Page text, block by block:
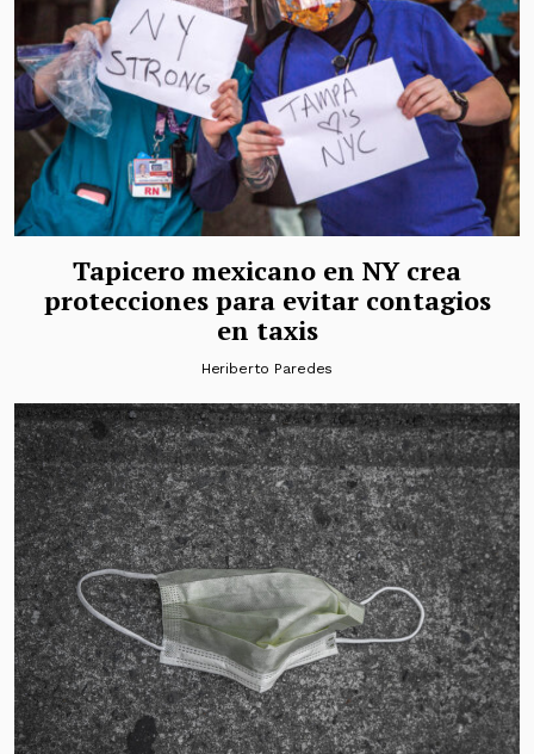
Tapicero mexicano en NY crea
protecciones para evitar contagios
en taxis
Heriberto Paredes